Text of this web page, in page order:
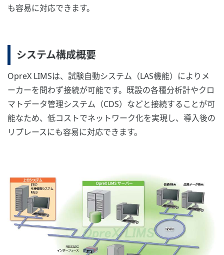
も容易に対応できます。
システム構成概要
OpreX LIMSは、試験自動システム（LAS機能）によりメ
ーカーを問わず接続が可能です。既設の各種分析計やクロ
マトデータ管理システム（CDS）などと接続することが可
能なため、低コストでネットワーク化を実現し、導入後の
リプレースにも容易に対応できます。